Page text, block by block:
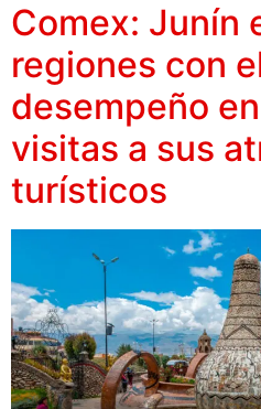
Comex: Junín
regiones con
desempeño
visitas a sus
turísticos